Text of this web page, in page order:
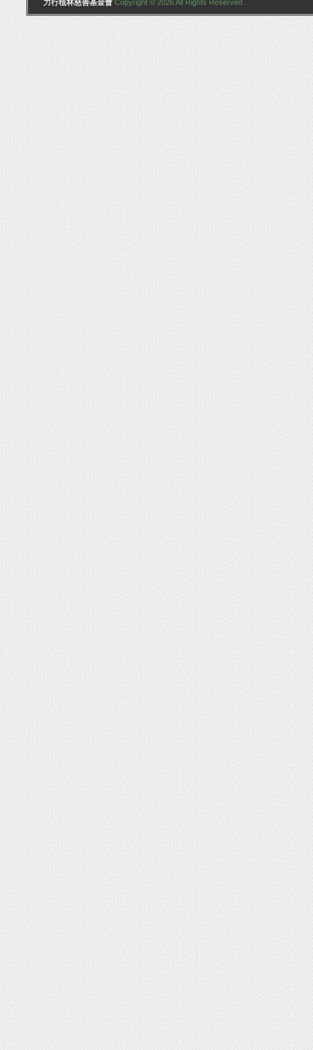
力行植林慈善基金會 Copyright © 2026 All Rights Reserved .